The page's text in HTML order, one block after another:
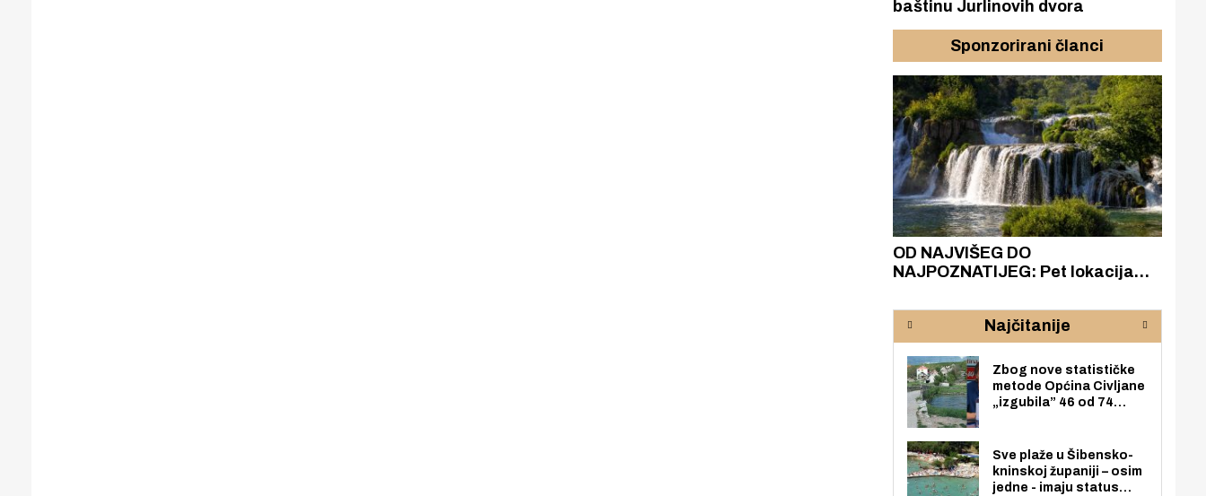
baštinu Jurlinovih dvora
Sponzorirani članci
OD NAJVIŠEG DO
NAJPOZNATIJEG: Pet lokacija
rijeke Krke
Najčitanije
Zbog nove statističke
metode Općina Civljane
„izgubila” 46 od 74
nego radno sposobnih
osoba među svojih 170
stanovnika.
Sve plaže u Šibensko-
kninskoj županiji – osim
jedne - imaju status